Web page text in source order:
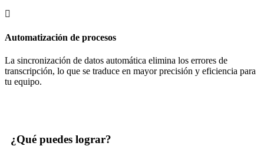
Automatización de procesos
La sincronización de datos automática elimina los errores de
transcripción, lo que se traduce en mayor precisión y eficiencia para
tu equipo.
¿Qué puedes lograr?